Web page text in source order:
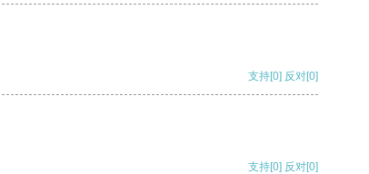
支持[0] 反对[0]
支持[0] 反对[0]